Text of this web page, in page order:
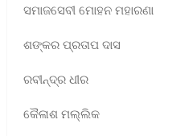
​ସମାଜସେବୀ ମୋହନ ମହାରଣା
​ଶଙ୍କର ପ୍ରତାପ ଦାସ
​ରବୀନ୍ଦ୍ର ଧୀର
​କୈଳାଶ ମଲ୍ଲିକ